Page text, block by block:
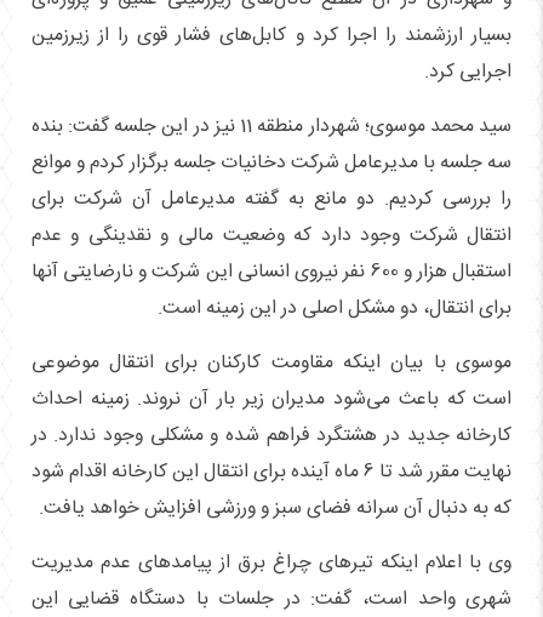
بسیار ارزشمند را اجرا کرد و کابل‌های فشار قوی را از زیرزمین
اجرایی کرد.
سید محمد موسوی؛ شهردار منطقه 11 نیز در این جلسه گفت: بنده
سه جلسه با مدیرعامل شرکت دخانیات جلسه برگزار کردم و موانع
را بررسی کردیم. دو مانع به گفته مدیرعامل آن شرکت برای
انتقال شرکت وجود دارد که وضعیت مالی و نقدینگی و عدم
استقبال هزار و 600 نفر نیروی انسانی این شرکت و نارضایتی آنها
برای انتقال، دو مشکل اصلی در این زمینه است.
موسوی با بیان اینکه مقاومت کارکنان برای انتقال موضوعی
است که باعث می‌شود مدیران زیر بار آن نروند. زمینه احداث
کارخانه جدید در هشتگرد فراهم شده و مشکلی وجود ندارد. در
نهایت مقرر شد تا 6 ماه آینده برای انتقال این کارخانه اقدام شود
که به دنبال آن سرانه فضای سبز و ورزشی افزایش خواهد یافت.
وی با اعلام اینکه تیرهای چراغ برق از پیامدهای عدم مدیریت
شهری واحد است، گفت: در جلسات با دستگاه قضایی این